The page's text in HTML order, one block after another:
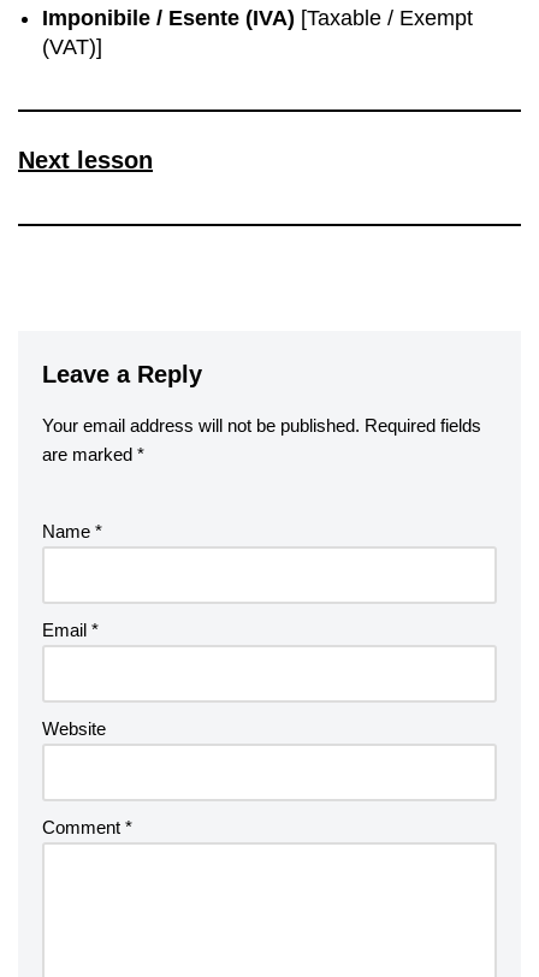
Imponibile / Esente (IVA) [Taxable / Exempt
(VAT)]
Next lesson
Leave a Reply
Your email address will not be published. Required fields
are marked *
Name *
Email *
Website
Comment *